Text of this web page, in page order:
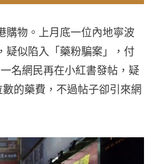
購物。上月底一位內地寧波
疑似陷入「藥粉騙案」，付
名網民再在小紅書發帖，疑
的藥費，不過帖子卻引來網